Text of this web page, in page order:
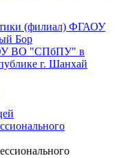
(филиал) ФГАОУ
Бор
ВО "СПбПУ" в
г. Шанхай